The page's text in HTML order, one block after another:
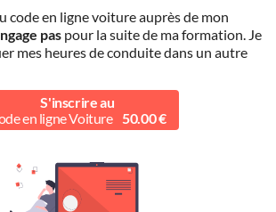
code en ligne voiture auprès de mon
pas pour la suite de ma formation. Je
mes heures de conduite dans un autre
S'inscrire au
en ligne Voiture 50.00 €